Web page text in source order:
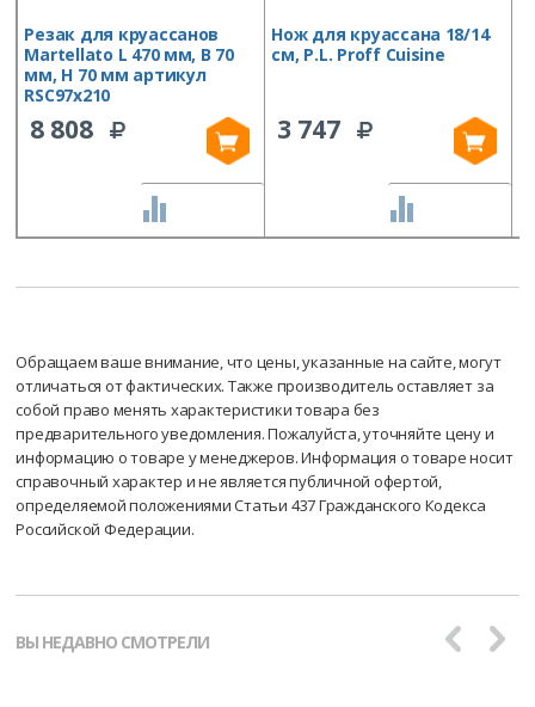
Резак для круассанов
Martellato L 470 мм, B 70
мм, H 70 мм артикул
RSC97x210
8 808
Нож для круассана 18/14
см, P.L. Proff Cuisine
3 747
Обращаем ваше внимание, что цены, указанные на сайте, могут
отличаться от фактических. Также производитель оставляет за
собой право менять характеристики товара без
предварительного уведомления. Пожалуйста, уточняйте цену и
информацию о товаре у менеджеров. Информация о товаре носит
справочный характер и не является публичной офертой,
определяемой положениями Статьи 437 Гражданского Кодекса
Российской Федерации.
ВЫ НЕДАВНО СМОТРЕЛИ